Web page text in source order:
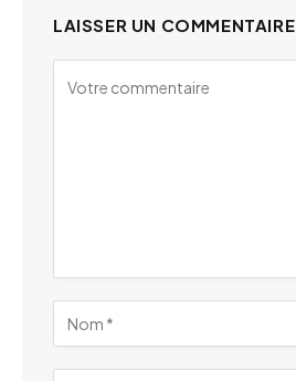
LAISSER UN COMMENTAIRE